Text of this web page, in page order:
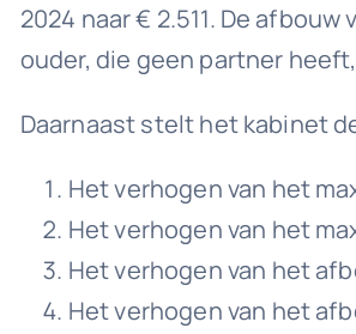
2024 naar € 2.511. De
ouder, die geen partner
Daarnaast stelt het kabinet
Het verhogen van het
Het verhogen van het
Het verhogen van het
Het verhogen van het